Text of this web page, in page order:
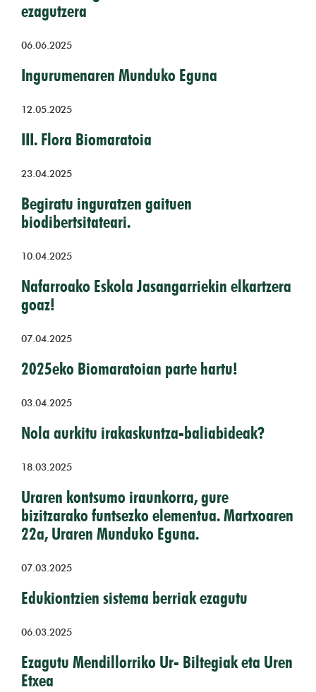
ezagutzera
06.06.2025
Ingurumenaren Munduko Eguna
12.05.2025
III. Flora Biomaratoia
23.04.2025
Begiratu inguratzen gaituen
biodibertsitateari.
10.04.2025
Nafarroako Eskola Jasangarriekin elkartzera
goaz!
07.04.2025
2025eko Biomaratoian parte hartu!
03.04.2025
Nola aurkitu irakaskuntza-baliabideak?
18.03.2025
Uraren kontsumo iraunkorra, gure
bizitzarako funtsezko elementua. Martxoaren
22a, Uraren Munduko Eguna.
07.03.2025
Edukiontzien sistema berriak ezagutu
06.03.2025
Ezagutu Mendillorriko Ur- Biltegiak eta Uren
Etxea